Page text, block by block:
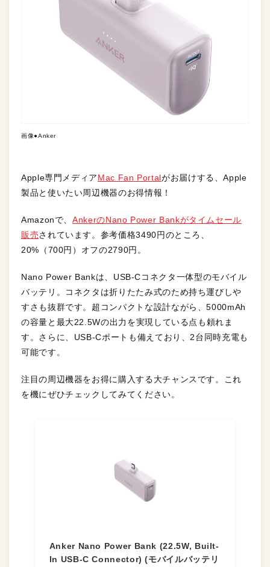
画像●Anker
Apple専門メディアMac Fan Portalがお届けする、Apple
製品と使いたい周辺機器のお得情報！
Amazonで、AnkerのNano Power Bankがタイムセール
販売されています。参考価格3490円のところ、
20%（700円）オフの2790円。
Nano Power Bankは、USB-Cコネクタ一体型のモバイル
バッテリ。コネクタは折りたたみ式のため持ち運びしや
すさも抜群です。超コンパクトな設計ながら、5000mAh
の容量と最大22.5Wの出力を実現している点も頼れま
す。さらに、USB-Cポートも備えており、2台同時充電も
可能です。
注目の周辺機器をお得に購入する大チャンスです。これ
を機にぜひチェックしてみてください。
Anker Nano Power Bank (22.5W, Built-
In USB-C Connector) (モバイルバッテリ